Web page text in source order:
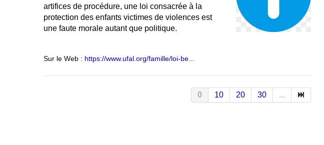
artifices de procédure, une loi consacrée à la
protection des enfants victimes de violences est
une faute morale autant que politique.
Sur le Web : https://www.ufal.org/famille/loi-be...
0 10 20 30 ...